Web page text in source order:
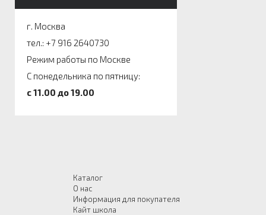
г. Москва
тел.: +7 916 2640730
Режим работы по Москве
С понедельника по пятницу:
c 11.00 до 19.00
Каталог
О нас
Информация для покупателя
Кайт школа